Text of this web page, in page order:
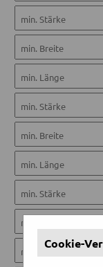
Cookie-